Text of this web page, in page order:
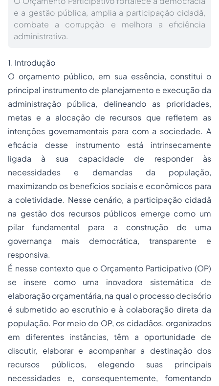
e a gestão pública, amplia a participação cidadã,
combate a corrupção e melhora a eficiência
administrativa.
1. Introdução
O orçamento público, em sua essência, constitui o
principal instrumento de planejamento e execução da
administração pública, delineando as prioridades,
metas e a alocação de recursos que refletem as
intenções governamentais para com a sociedade. A
eficácia desse instrumento está intrinsecamente
ligada à sua capacidade de responder às
necessidades e demandas da população,
maximizando os benefícios sociais e econômicos para
a coletividade. Nesse cenário, a participação cidadã
na gestão dos recursos públicos emerge como um
pilar fundamental para a construção de uma
governança mais democrática, transparente e
responsiva.
É nesse contexto que o Orçamento Participativo (OP)
se insere como uma inovadora sistemática de
elaboração orçamentária, na qual o processo decisório
é submetido ao escrutínio e à colaboração direta da
população. Por meio do OP, os cidadãos, organizados
em diferentes instâncias, têm a oportunidade de
discutir, elaborar e acompanhar a destinação dos
recursos públicos, elegendo suas principais
necessidades e, consequentemente, fomentando